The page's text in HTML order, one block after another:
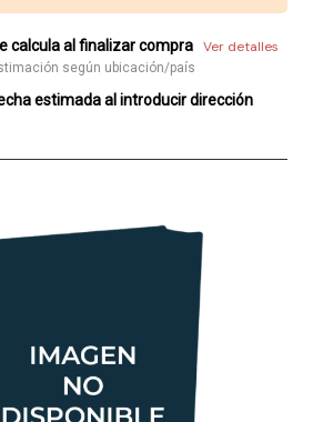
calcula al finalizar compra Ver detalles
según ubicación/país
estimada al introducir dirección